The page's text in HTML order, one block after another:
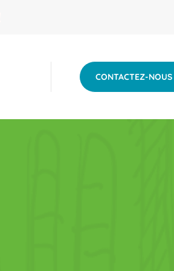
CONTACTEZ-NOUS